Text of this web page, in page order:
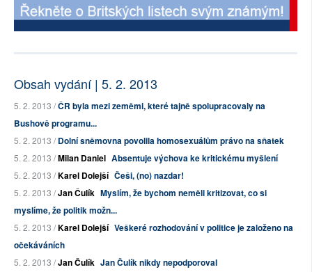
Obsah vydání | 5. 2. 2013
5. 2. 2013 /ČR byla mezi zeměmi, které tajně spolupracovaly na
Bushově programu...
5. 2. 2013 /Dolní sněmovna povolila homosexuálům právo na sňatek
5. 2. 2013 /Milan Daniel Absentuje výchova ke kritickému myšlení
5. 2. 2013 /Karel Dolejší Češi, (no) nazdar!
5. 2. 2013 /Jan Čulík Myslím, že bychom neměli kritizovat, co si
myslíme, že politik možn...
5. 2. 2013 /Karel Dolejší Veškeré rozhodování v politice je založeno na
očekáváních
5. 2. 2013 /Jan Čulík Jan Čulík nikdy nepodporoval